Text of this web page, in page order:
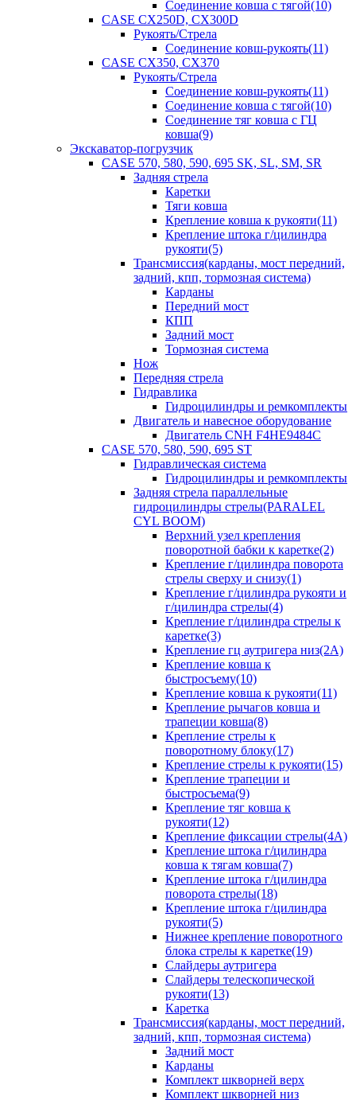
Соединение ковша с тягой(10)
CASE CX250D, CX300D
Рукоять/Стрела
Соединение ковш-рукоять(11)
CASE CX350, CX370
Рукоять/Стрела
Соединение ковш-рукоять(11)
Соединение ковша с тягой(10)
Соединение тяг ковша с ГЦ
ковша(9)
Экскаватор-погрузчик
CASE 570, 580, 590, 695 SK, SL, SM, SR
Задняя стрела
Каретки
Тяги ковша
Крепление ковша к рукояти(11)
Крепление штока г/цилиндра
рукояти(5)
Трансмиссия(карданы, мост передний,
задний, кпп, тормозная система)
Карданы
Передний мост
КПП
Задний мост
Тормозная система
Нож
Передняя стрела
Гидравлика
Гидроцилиндры и ремкомплекты
Двигатель и навесное оборудование
Двигатель CNH F4HE9484C
CASE 570, 580, 590, 695 ST
Гидравлическая система
Гидроцилиндры и ремкомплекты
Задняя стрела параллельные
гидроцилиндры стрелы(PARALEL
CYL BOOM)
Верхний узел крепления
поворотной бабки к каретке(2)
Крепление г/цилиндра поворота
стрелы сверху и снизу(1)
Крепление г/цилиндра рукояти и
г/цилиндра стрелы(4)
Крепление г/цилиндра стрелы к
каретке(3)
Крепление гц аутригера низ(2А)
Крепление ковша к
быстросъему(10)
Крепление ковша к рукояти(11)
Крепление рычагов ковша и
трапеции ковша(8)
Крепление стрелы к
поворотному блоку(17)
Крепление стрелы к рукояти(15)
Крепление трапеции и
быстросъема(9)
Крепление тяг ковша к
рукояти(12)
Крепление фиксации стрелы(4A)
Крепление штока г/цилиндра
ковша к тягам ковша(7)
Крепление штока г/цилиндра
поворота стрелы(18)
Крепление штока г/цилиндра
рукояти(5)
Нижнее крепление поворотного
блока стрелы к каретке(19)
Слайдеры аутригера
Слайдеры телескопической
рукояти(13)
Каретка
Трансмиссия(карданы, мост передний,
задний, кпп, тормозная система)
Задний мост
Карданы
Комплект шкворней верх
Комплект шкворней низ